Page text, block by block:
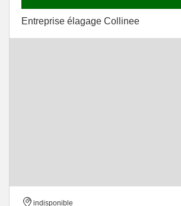
Entreprise élagage Collinee
indisponible